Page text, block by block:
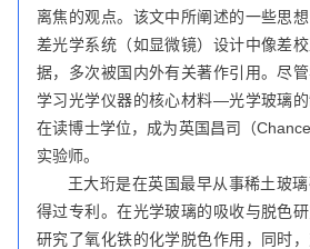
离焦的观点。该文中所阐述的一些思
差光学系统（如显微镜）设计中像差
据，多次被国内外有关著作引用。尽
学习光学仪器的核心材料—光学玻璃
在读博士学位，成为英国昌司（
实验师。
王大珩是在英国最早从事稀土玻
得过专利。在光学玻璃的吸收与脱色
研究了氧化铁的化学脱色作用，同时